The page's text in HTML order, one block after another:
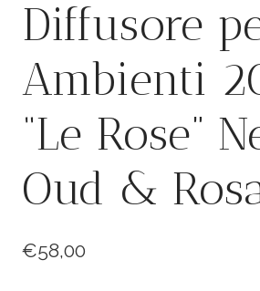
Diffusore
Ambienti
“Le Rose”
Oud &
€58,00